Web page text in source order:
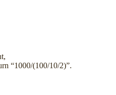
“1000/(100/10/2)”.